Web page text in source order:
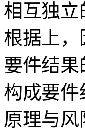
相互独
根据上
要件结
构成要
原理与